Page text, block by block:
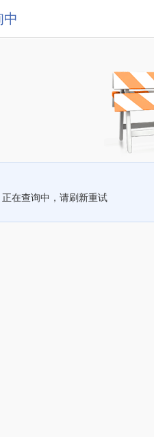
中
正在查询中，请刷新重试